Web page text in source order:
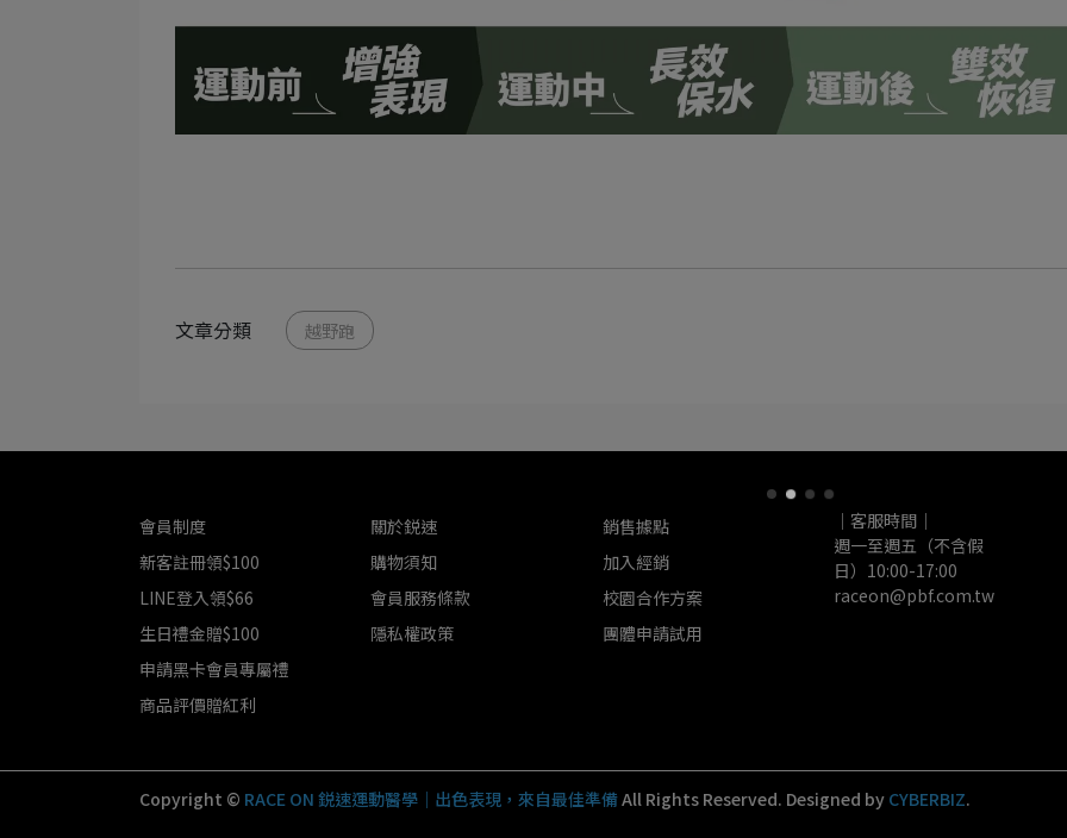
文章分類 越野跑
會員制度
新客註冊領$100
LINE登入領$66
生日禮金贈$100
申請黑卡會員專屬禮
商品評價贈紅利
關於鋭速
購物須知
會員服務條款
隱私權政策
銷售據點
加入經銷
校園合作方案
團體申請試用
｜客服時間｜
週一至週五（不含假
日）10:00-17:00
raceon@pbf.com.tw
Copyright © RACE ON 鋭速運動醫學｜出色表現，來自最佳準備All Rights Reserved. Designed by CYBERBIZ.